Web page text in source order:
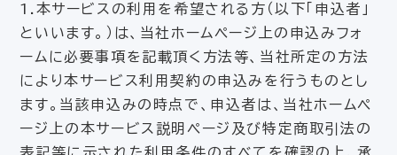
1.本サービスの利用を希望される方（以下「申込者」
といいます。）は、当社ホームページ上の申込みフォ
ームに必要事項を記載頂く方法等、当社所定の方法
により本サービス利用契約の申込みを行うものとし
ます。当該申込みの時点で、申込者は、当社ホームペ
ージ上の本サービス説明ページ及び特定商取引法の